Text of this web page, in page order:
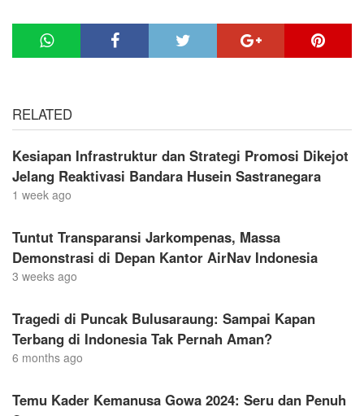
RELATED
Kesiapan Infrastruktur dan Strategi Promosi Dikejot
Jelang Reaktivasi Bandara Husein Sastranegara
1 week ago
Tuntut Transparansi Jarkompenas, Massa
Demonstrasi di Depan Kantor AirNav Indonesia
3 weeks ago
Tragedi di Puncak Bulusaraung: Sampai Kapan
Terbang di Indonesia Tak Pernah Aman?
6 months ago
Temu Kader Kemanusa Gowa 2024: Seru dan Penuh